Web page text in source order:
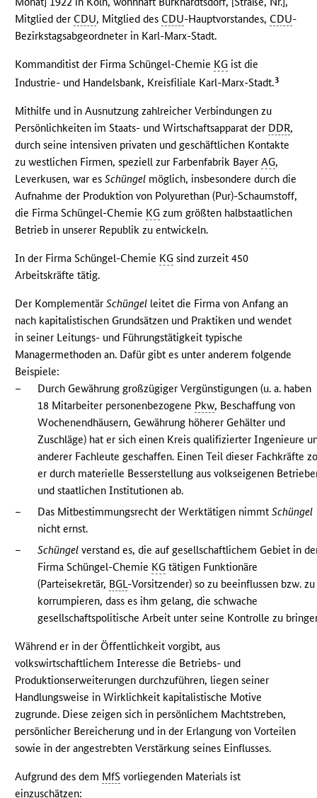
Mitglied der CDU, Mitglied des CDU-Hauptvorstandes, CDU-
Bezirkstagsabgeordneter in Karl-Marx-Stadt.
Kommanditist der Firma Schüngel-Chemie KG ist die
Industrie- und Handelsbank, Kreisfiliale Karl-Marx-Stadt.3
Mithilfe und in Ausnutzung zahlreicher Verbindungen zu
Persönlichkeiten im Staats- und Wirtschaftsapparat der DDR,
durch seine intensiven privaten und geschäftlichen Kontakte
zu westlichen Firmen, speziell zur Farbenfabrik BayerAG,
Leverkusen, war esSchüngel möglich, insbesondere durch die
Aufnahme der Produktion von Polyurethan (Pur)-Schaumstoff,
die Firma Schüngel-Chemie KG zum größten halbstaatlichen
Betrieb in unserer Republik zu entwickeln.
In der Firma Schüngel-Chemie KG sind zurzeit 450
Arbeitskräfte tätig.
Der KomplementärSchüngel leitet die Firma von Anfang an
nach kapitalistischen Grundsätzen und Praktiken und wendet
in seiner Leitungs- und Führungstätigkeit typische
Managermethoden an. Dafür gibt es unter anderem folgende
Beispiele:
–
Durch Gewährung großzügiger Vergünstigungen (u. a. haben
18 Mitarbeiter personenbezogene Pkw, Beschaffung von
Wochenendhäusern, Gewährung höherer Gehälter und
Zuschläge) hat er sich einen Kreis qualifizierter Ingenieure
anderer Fachleute geschaffen. Einen Teil dieser Fachkräfte
er durch materielle Besserstellung aus volkseigenen
und staatlichen Institutionen ab.
–
Das Mitbestimmungsrecht der Werktätigen nimmtSchüngel
nicht ernst.
–
Schüngel verstand es, die auf gesellschaftlichem Gebiet in
Firma Schüngel-Chemie KG tätigen Funktionäre
(Parteisekretär, BGL-Vorsitzender) so zu beeinflussen bzw. zu
korrumpieren, dass es ihm gelang, die schwache
gesellschaftspolitische Arbeit unter seine Kontrolle zu
Während er in der Öffentlichkeit vorgibt, aus
volkswirtschaftlichem Interesse die Betriebs- und
Produktionserweiterungen durchzuführen, liegen seiner
Handlungsweise in Wirklichkeit kapitalistische Motive
zugrunde. Diese zeigen sich in persönlichem Machtstreben,
persönlicher Bereicherung und in der Erlangung von Vorteilen
sowie in der angestrebten Verstärkung seines Einflusses.
Aufgrund des dem MfS vorliegenden Materials ist
einzuschätzen: